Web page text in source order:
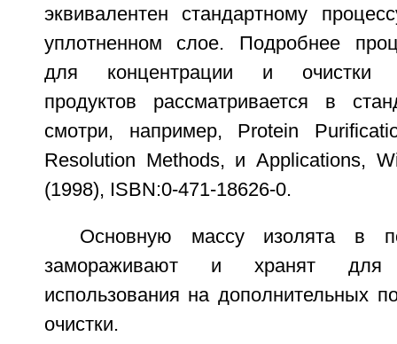
эквивалентен стандартному
уплотненном слое. Подробнее
для концентрации и очистки
продуктов рассматривается в
смотри, например, Protein
Resolution Methods, и Applications,
(1998), ISBN:0-471-18626-0.
Основную массу изолята в
замораживают и хранят для
использования на дополнительных
очистки.